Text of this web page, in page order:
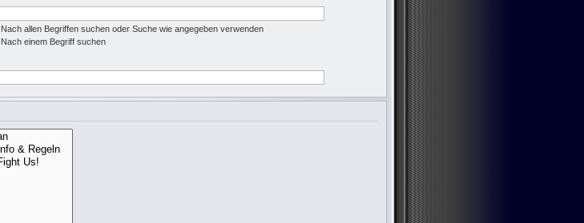
Nach allen Begriffen suchen oder Suche wie angegeben verwenden
Nach einem Begriff suchen